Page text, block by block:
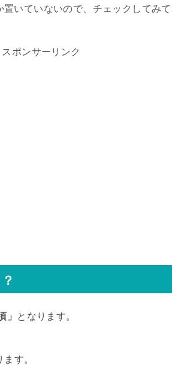
いていないので、チェックしてみて
スポンサーリンク
」 となります。
す。